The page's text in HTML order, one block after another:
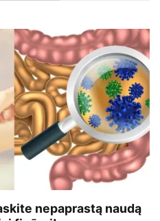
nepaprastą naudą